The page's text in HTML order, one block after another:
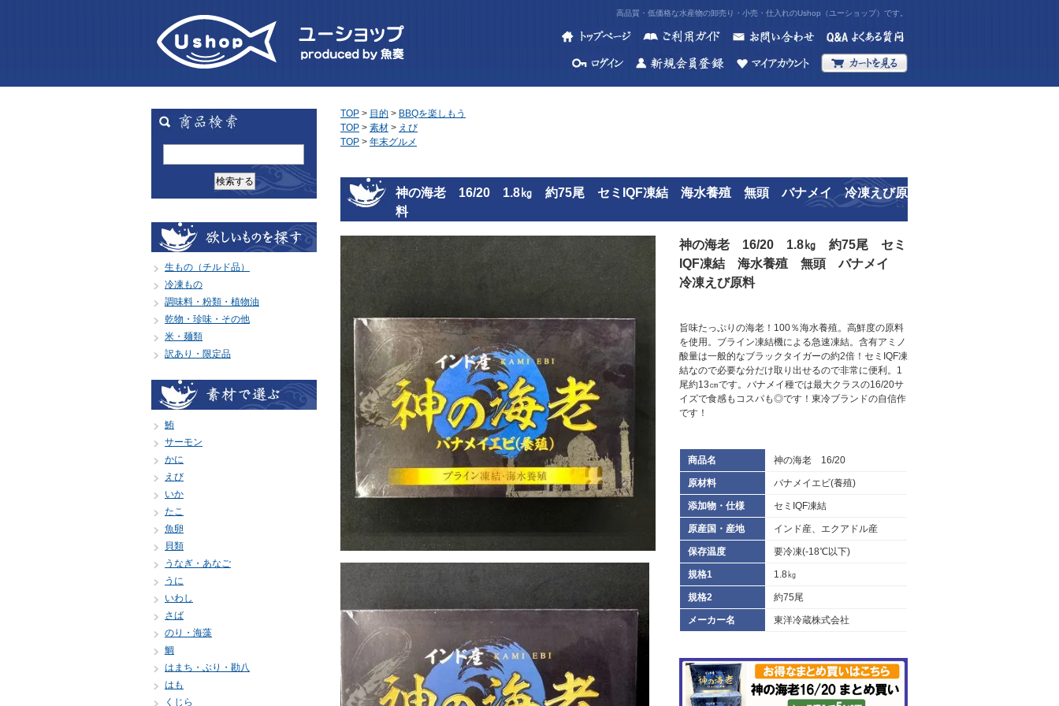
高品質・低価格な水産物の卸売り・小売・仕入れのUshop（ユーショップ）です。
生もの（チルド品）
冷凍もの
調味料・粉類・植物油
乾物・珍味・その他
米・麺類
訳あり・限定品
鮪
サーモン
かに
えび
いか
たこ
魚卵
貝類
うなぎ・あなご
うに
いわし
さば
のり・海藻
鯛
はまち・ぶり・勘八
はも
くじら
TOP > 目的 > BBQを楽しもう
TOP > 素材 > えび
TOP > 年末グルメ
神の海老 16/20 1.8㎏ 約75尾 セミIQF凍結 海水養殖 無頭 バナメイ 冷凍えび原
料
神の海老 16/20 1.8㎏ 約75尾 セミ
IQF凍結 海水養殖 無頭 バナメイ
冷凍えび原料
旨味たっぷりの海老！100％海水養殖。高鮮度の原料
を使用。ブライン凍結機による急速凍結。含有アミノ
酸量は一般的なブラックタイガーの約2倍！セミIQF凍
結なので必要な分だけ取り出せるので非常に便利。1
尾約13㎝です。バナメイ種では最大クラスの16/20サ
イズで食感もコスパも◎です！東冷ブランドの自信作
です！
商品名 神の海老 16/20
原材料 バナメイエビ(養殖)
添加物・仕様 セミIQF凍結
原産国・産地 インド産、エクアドル産
保存温度 要冷凍(‐18℃以下)
規格1 1.8㎏
規格2 約75尾
メーカー名 東洋冷蔵株式会社